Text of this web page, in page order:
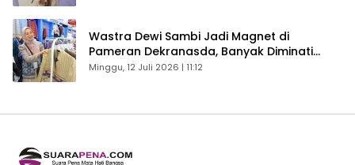
Wastra Dewi Sambi Jadi Magnet di
Pameran Dekranasda, Banyak Diminati
Pengunjung
Minggu, 12 Juli 2026 | 11:12